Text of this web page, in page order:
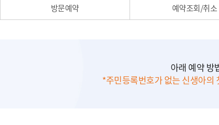
방문예약 예약조회/취소
아래 예약 방
*주민등록번호가 없는 신생아의